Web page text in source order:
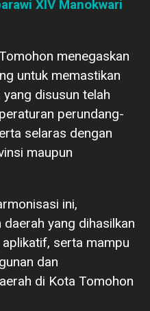
XIV Manokwari
menegaskan
untuk memastikan
disusun telah
perundang-
selaras dengan
maupun
ini,
yang dihasilkan
serta mampu
dan
di Kota Tomohon